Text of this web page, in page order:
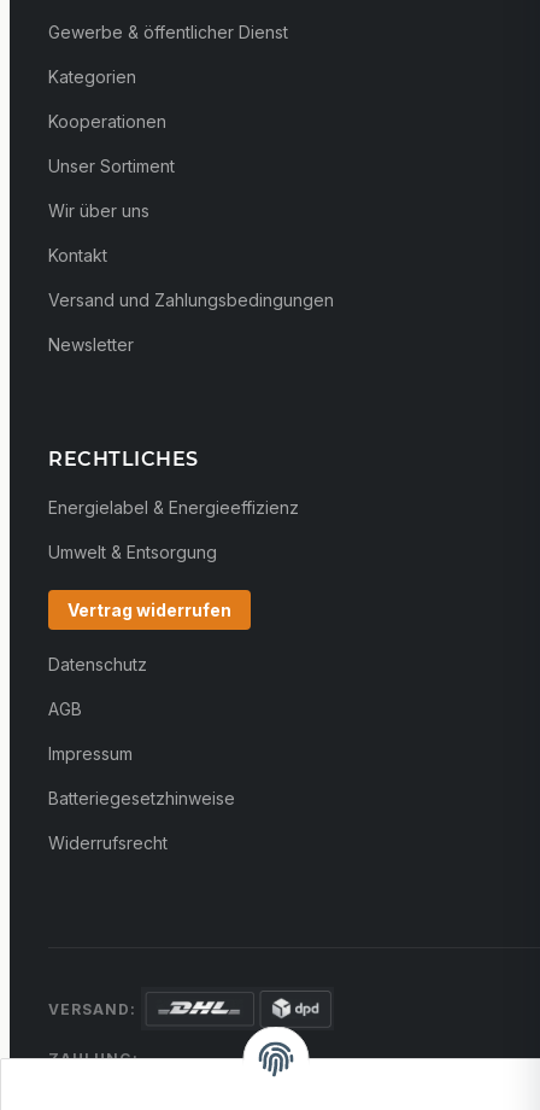
Gewerbe & öffentlicher Dienst
Kategorien
Kooperationen
Unser Sortiment
Wir über uns
Kontakt
Versand und Zahlungsbedingungen
Newsletter
RECHTLICHES
Energielabel & Energieeffizienz
Umwelt & Entsorgung
Vertrag widerrufen
Datenschutz
AGB
Impressum
Batteriegesetzhinweise
Widerrufsrecht
VERSAND:
ZAHLUNG: